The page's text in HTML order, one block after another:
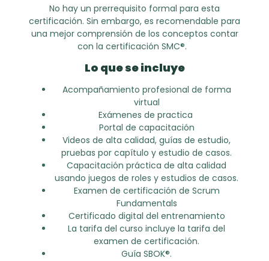
No hay un prerrequisito formal para esta
certificación. Sin embargo, es recomendable para
una mejor comprensión de los conceptos contar
con la certificación SMC®.
Lo que se incluye
Acompañamiento profesional de forma
virtual
Exámenes de practica
Portal de capacitación
Videos de alta calidad, guías de estudio,
pruebas por capítulo y estudio de casos.
Capacitación práctica de alta calidad
usando juegos de roles y estudios de casos.
Examen de certificación de Scrum
Fundamentals
Certificado digital del entrenamiento
La tarifa del curso incluye la tarifa del
examen de certificación.
Guía SBOK®.